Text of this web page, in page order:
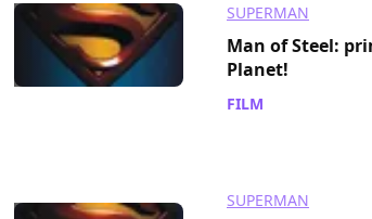
SUPERMAN
Man of Steel:
Planet!
FILM
SUPERMAN